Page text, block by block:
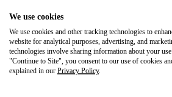
Crea tus propios productos
Calidad
Creador de diseños
Explora
Explora
We use cookies
We use cookies and other tracking technologies to
website for analytical purposes, advertising, and
technologies involve sharing information about your
"Continue to Site", you consent to our use of cookies
explained in our Privacy Policy.